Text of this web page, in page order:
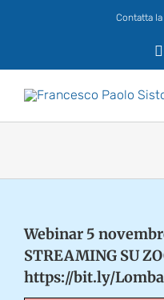
Contatta
Webinar 5
STREAMING SU
https://bit.ly/